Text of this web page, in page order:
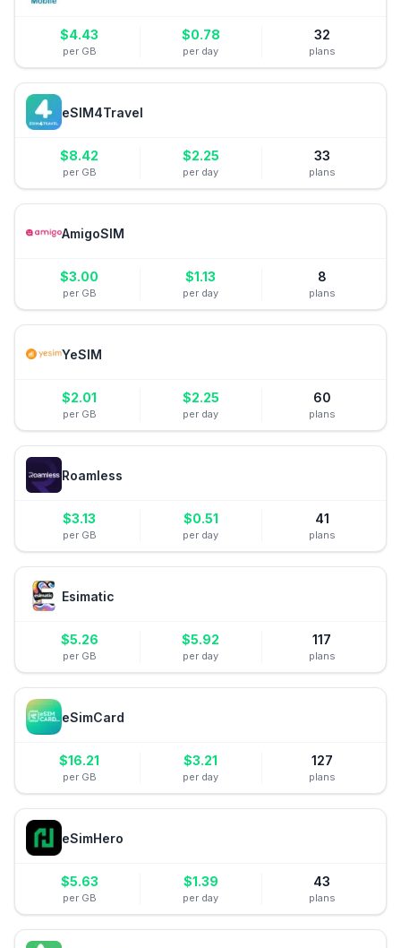
$4.43
per GB
$0.78
per day
32
plans
eSIM4Travel
$8.42
per GB
$2.25
per day
33
plans
AmigoSIM
$3.00
per GB
$1.13
per day
8
plans
YeSIM
$2.01
per GB
$2.25
per day
60
plans
Roamless
$3.13
per GB
$0.51
per day
41
plans
Esimatic
$5.26
per GB
$5.92
per day
117
plans
eSimCard
$16.21
per GB
$3.21
per day
127
plans
eSimHero
$5.63
per GB
$1.39
per day
43
plans